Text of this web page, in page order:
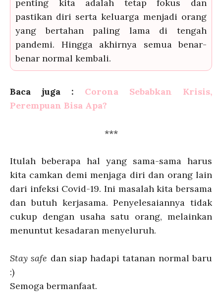
penting kita adalah tetap fokus dan
pastikan diri serta keluarga menjadi orang
yang bertahan paling lama di tengah
pandemi. Hingga akhirnya semua benar-
benar normal kembali.
Baca juga : Corona Sebabkan Krisis,
Perempuan Bisa Apa?
***
Itulah beberapa hal yang sama-sama harus
kita camkan demi menjaga diri dan orang lain
dari infeksi Covid-19. Ini masalah kita bersama
dan butuh kerjasama. Penyelesaiannya tidak
cukup dengan usaha satu orang, melainkan
menuntut kesadaran menyeluruh.
Stay safe dan siap hadapi tatanan normal baru
:)
Semoga bermanfaat.